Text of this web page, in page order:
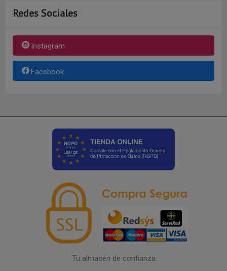
Redes Sociales
Instagram
Facebook
Tu almacén de confianza